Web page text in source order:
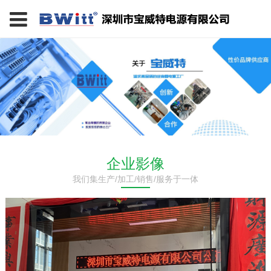
企业影像
我们集生产/加工/销售/服务于一体